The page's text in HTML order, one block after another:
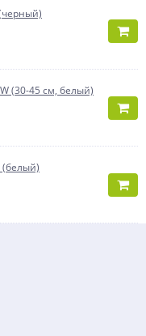
(30-45 см, белый)
(белый)